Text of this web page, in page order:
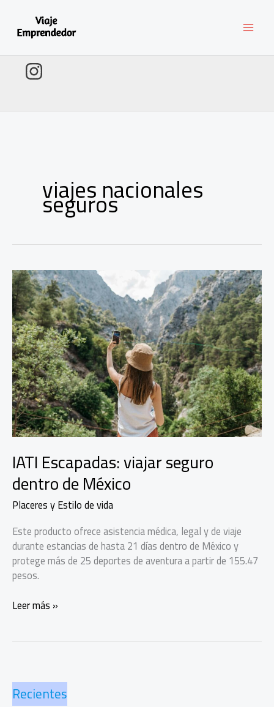
contenido
viajes nacionales
seguros
IATI Escapadas: viajar seguro
dentro de México
Placeres y Estilo de vida
Este producto ofrece asistencia médica, legal y de viaje
durante estancias de hasta 21 días dentro de México y
protege más de 25 deportes de aventura a partir de 155.47
pesos.
IATI
de
México
Leer más »
Recientes